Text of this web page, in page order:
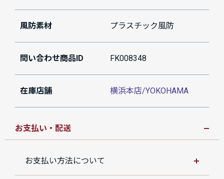
風防素材 プラスチック風防
問い合わせ商品ID FK008348
在庫店舗 横浜本店/YOKOHAMA
お支払い・配送
お支払い方法について